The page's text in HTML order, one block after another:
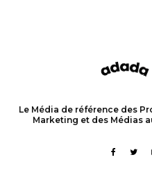
Le Média de référence des
Marketing et des Médias